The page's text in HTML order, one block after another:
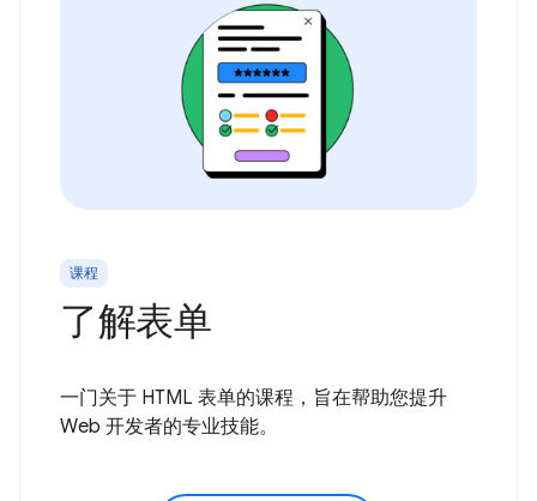
课程
了解表单
一门关于 HTML 表单的课程，旨在帮助您提升
Web 开发者的专业技能。